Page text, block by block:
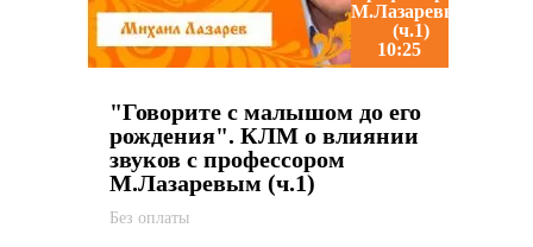
10:25
"Говорите с малышом до его
рождения". КЛМ о влиянии
звуков с профессором
М.Лазаревым (ч.1)
Без оплаты